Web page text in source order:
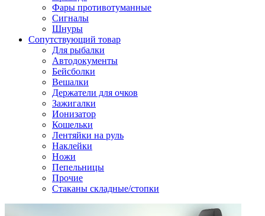
Фары противотуманные
Сигналы
Шнуры
Сопутствующий товар
Для рыбалки
Автодокументы
Бейсболки
Вешалки
Держатели для очков
Зажигалки
Ионизатор
Кошельки
Лентяйки на руль
Наклейки
Ножи
Пепельницы
Прочие
Стаканы складные/стопки